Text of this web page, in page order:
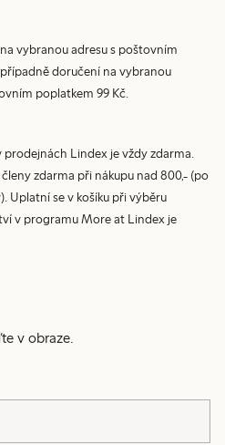
vybranou adresu s poštovním
doručení na vybranou
poplatkem 99 Kč.
prodejnách Lindex je vždy zdarma.
zdarma při nákupu nad 800,- (po
Uplatní se v košíku při výběru
v programu More at Lindex je
v obraze.